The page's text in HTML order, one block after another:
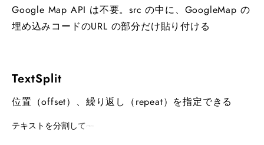
Google Map API は不要。src の中に、GoogleMap の
埋め込みコードのURL の部分だけ貼り付ける
TextSplit
位置（offset）、繰り返し（repeat）を指定できる
テキス ト を分割して順